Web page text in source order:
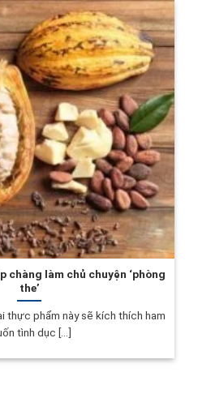
chàng làm chủ chuyện ‘phòng
the’
thực phẩm này sẽ kích thích ham
tình dục [...]